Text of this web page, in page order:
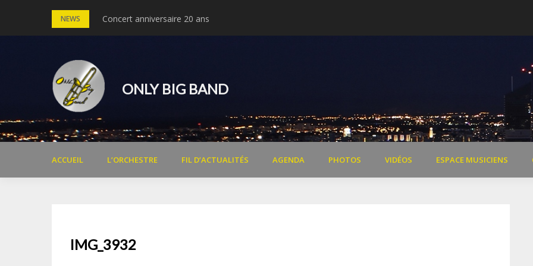
NEWS Concert anniversaire 20 ans
Concert Michel Legrand – 30 ans du cinéma de Dardilly
ONLY BIG BAND
ACCUEIL L’ORCHESTRE FIL D’ACTUALITÉS AGENDA PHOTOS VIDÉOS ESPACE MUSICIENS
IMG_3932